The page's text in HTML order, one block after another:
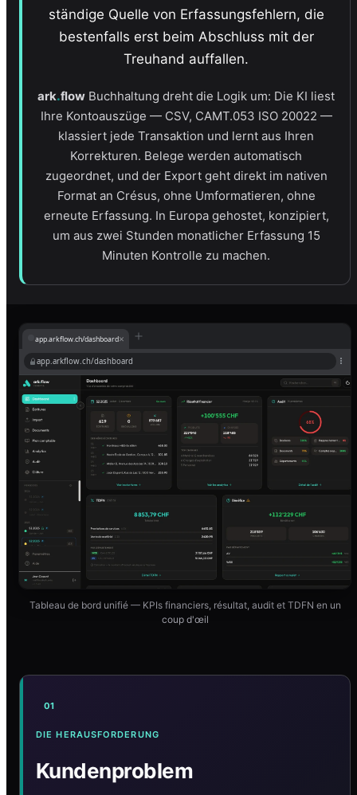
ständige Quelle von Erfassungsfehlern, die
bestenfalls erst beim Abschluss mit der
Treuhand auffallen.
ark.flowBuchhaltung dreht die Logik um: Die KI liest
Ihre Kontoauszüge — CSV, CAMT.053 ISO 20022 —
klassiert jede Transaktion und lernt aus Ihren
Korrekturen. Belege werden automatisch
zugeordnet, und der Export geht direkt im nativen
Format an Crésus, ohne Umformatieren, ohne
erneute Erfassung. In Europa gehostet, konzipiert,
um aus zwei Stunden monatlicher Erfassung 15
Minuten Kontrolle zu machen.
app.arkflow.ch/dashboard×
app.arkflow.ch/dashboard
Tableau de bord unifié — KPIs financiers, résultat, audit et TDFN en un
coup d'œil
01
DIE HERAUSFORDERUNG
Kundenproblem